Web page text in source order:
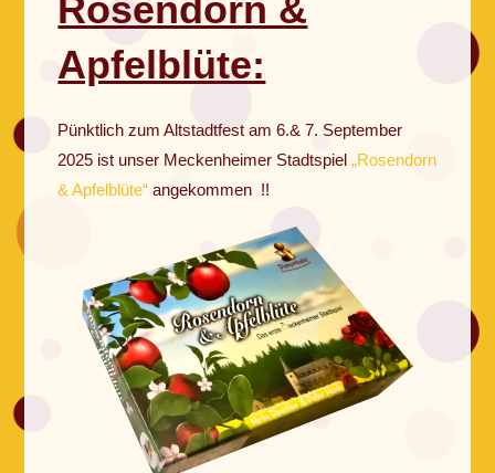
Rosendorn &
Apfelblüte:
Pünktlich zum Altstadtfest am 6.& 7. September
2025 ist unser Meckenheimer Stadtspiel„Rosendorn
& Apfelblüte“ angekommen !!